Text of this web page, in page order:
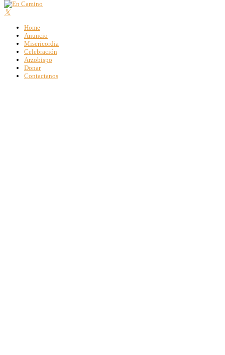
Home
Anuncio
Misericordia
Celebración
Arzobispo
Donar
Contactanos